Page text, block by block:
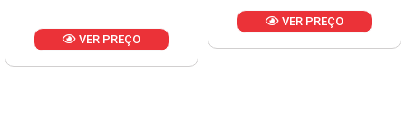
VER PREÇO
VER PREÇO